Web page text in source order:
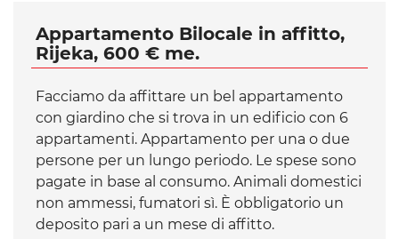
Appartamento Bilocale in affitto,
Rijeka, 600 € me.
Facciamo da affittare un bel appartamento
con giardino che si trova in un edificio con 6
appartamenti. Appartamento per una o due
persone per un lungo periodo. Le spese sono
pagate in base al consumo. Animali domestici
non ammessi, fumatori sì. È obbligatorio un
deposito pari a un mese di affitto.